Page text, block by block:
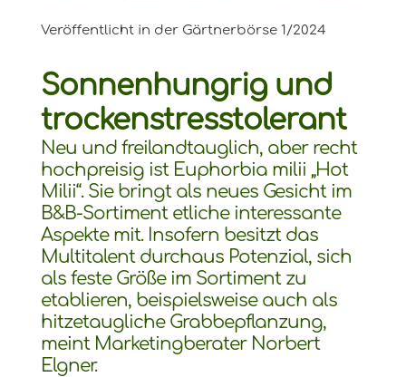
Veröffentlicht in der Gärtnerbörse 1/2024
Sonnenhungrig und
trockenstresstolerant
Neu und freilandtauglich, aber recht
hochpreisig ist Euphorbia milii „Hot
Milii“. Sie bringt als neues Gesicht im
B&B-Sortiment etliche interessante
Aspekte mit. Insofern besitzt das
Multitalent durchaus Potenzial, sich
als feste Größe im Sortiment zu
etablieren, beispielsweise auch als
hitzetaugliche Grabbepflanzung,
meint Marketingberater Norbert
Elgner.